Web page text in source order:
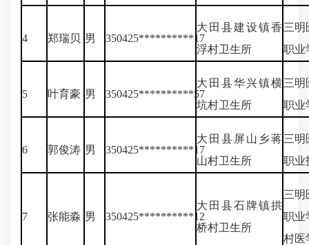
4 郑瑞贝 男 350425**********17
大田县建设镇香
浮村卫生所
三明
职业
5 叶育豪 男 350425**********57
大田县华兴镇横
坑村卫生所
三明
职业
6 郭俊涛 男 350425**********17
大田县屏山乡蒋
山村卫生所
三明
职业
7 张能淼 男 350425**********12
大田县石牌镇拱
桥村卫生所
三明
职
村医